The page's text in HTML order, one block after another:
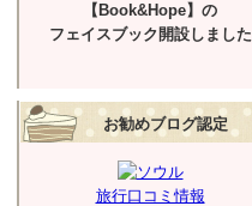
【Book&Hope】の
フェイスブック開設しました
お勧めブログ認定
旅行口コミ情報